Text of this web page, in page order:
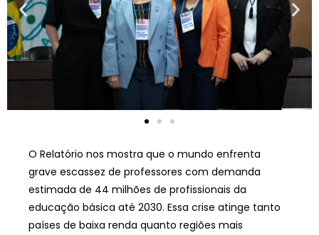
O Relatório nos mostra que o mundo enfrenta
grave escassez de professores com demanda
estimada de 44 milhões de profissionais da
educação básica até 2030. Essa crise atinge tanto
países de baixa renda quanto regiões mais